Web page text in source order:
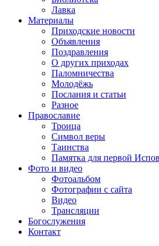
Лавка
Материалы
Приходские новости
Объявления
Поздравления
О других приходах
Паломничества
Молодёжь
Послания и статьи
Разное
Православие
Троица
Символ веры
Таинства
Памятка для первой
Фото и видео
Фотоальбом
Фотографии с сайта
Видео
Трансляции
Богослужения
Контакт